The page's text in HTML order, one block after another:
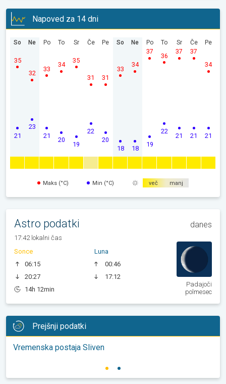
Napoved za 14 dni
So
21
35
Ne
23
32
Po
21
33
To
20
34
Sr
19
35
Če
22
31
Pe
20
31
So
18
33
Ne
18
34
Po
19
37
To
22
36
Sr
21
37
Če
21
37
Pe
21
34
Maks (°C) Min (°C) več manj
Astro podatki danes
17:42 lokalni čas
Sonce
06:15
20:27
14h 12min
Luna
00:46
17:12
Padajoči
polmesec
Prejšnji podatki
Vremenska postaja Sliven